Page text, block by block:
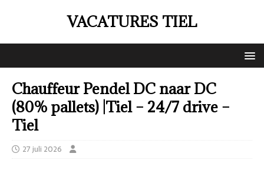
VACATURES TIEL
Chauffeur Pendel DC naar DC
(80% pallets) |Tiel – 24/7 drive –
Tiel
27 juli 2026